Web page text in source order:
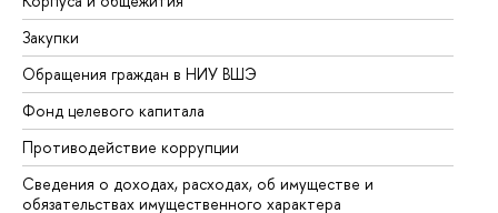
Закупки
Обращения граждан в НИУ ВШЭ
Фонд целевого капитала
Противодействие коррупции
Сведения о доходах, расходах, об имуществе и
обязательствах имущественного характера